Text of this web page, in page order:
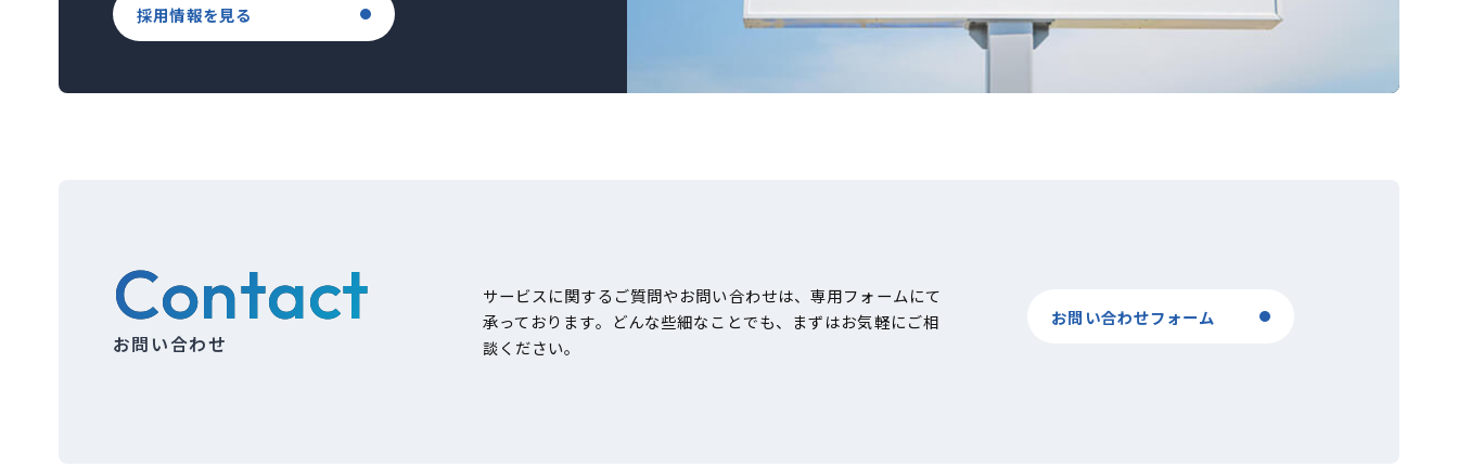
採用情報を見る
Contact
お問い合わせ
サービスに関するご質問やお問い合わせは、専用フォームにて
承っております。どんな些細なことでも、まずはお気軽にご相
談ください。
お問い合わせフォーム